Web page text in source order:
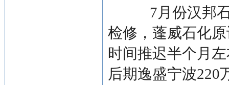
7月份汉邦石
检修，蓬威石化
时间推迟半个月
后期逸盛宁波220